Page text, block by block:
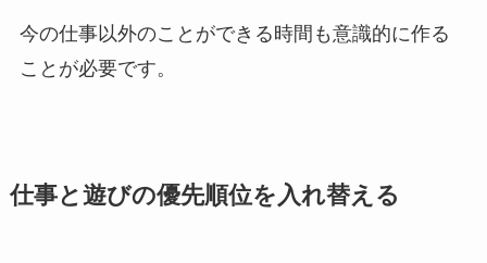
今の仕事以外のことができる時間も意識的に作る
ことが必要です。
仕事と遊びの優先順位を入れ替える